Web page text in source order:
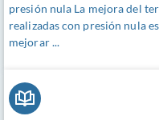
presión nula La mejora del
realizadas con presión nula
mejorar ...